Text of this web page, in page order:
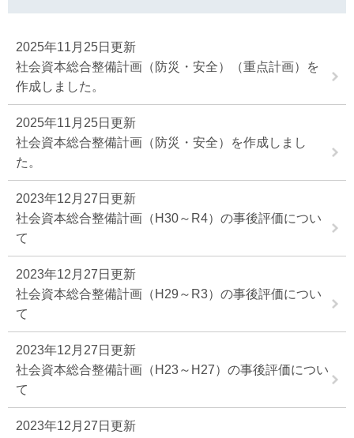
2025年11月25日更新
社会資本総合整備計画（防災・安全）（重点計画）を
作成しました。
2025年11月25日更新
社会資本総合整備計画（防災・安全）を作成しまし
た。
2023年12月27日更新
社会資本総合整備計画（H30～R4）の事後評価につい
て
2023年12月27日更新
社会資本総合整備計画（H29～R3）の事後評価につい
て
2023年12月27日更新
社会資本総合整備計画（H23～H27）の事後評価につい
て
2023年12月27日更新